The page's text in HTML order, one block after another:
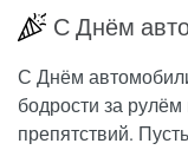
С Днём
С Днём
бодрости за рулём
препятствий.